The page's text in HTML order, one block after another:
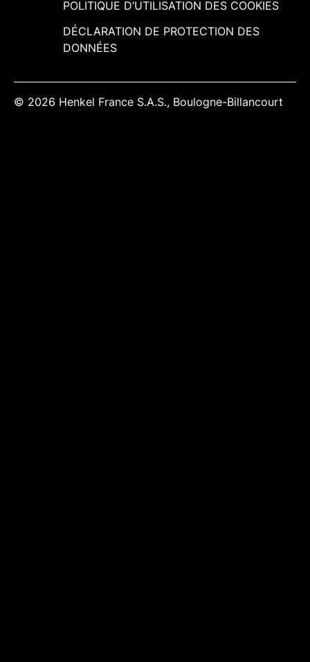
POLITIQUE D’UTILISATION DES COOKIES
DÉCLARATION DE PROTECTION DES
DONNÉES
© 2026 Henkel France S.A.S., Boulogne-Billancourt